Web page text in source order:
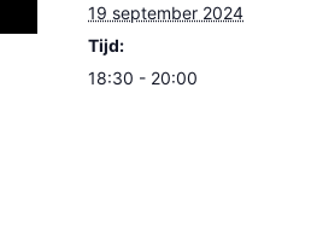
19 september 2024
Tijd:
18:30 - 20:00